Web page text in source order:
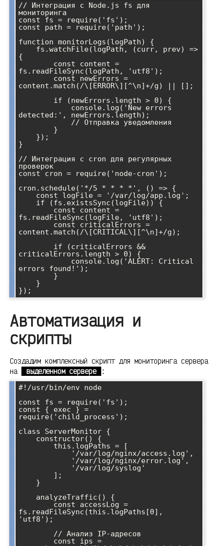
// Интеграция с Node.js fs для
мониторинга
const fs = require('fs');
const path = require('path');
function monitorLogs(logPath) {
{
fs.readFileSync(logPath, 'utf8');
content.match(/\[ERROR\][^\n]+/g) || [];
detected:', newErrors.length);
}
// Интеграция с cron для регулярных
проверок
const cron = require('node-cron');
cron.schedule('*/5 * * * *', () => {
fs.readFileSync(logFile, 'utf8');
content.match(/\[CRITICAL\][^\n]+/g);
criticalErrors.length > 0) {
errors found!');
});
Автоматизация и
скрипты
Создадим комплексный скрипт для мониторинга сервера
на
выделенном сервере :
#!/usr/bin/env node
const fs = require('fs');
const { exec } =
require('child_process');
class ServerMonitor {
fs.readFileSync(this.logPaths[0],
'utf8');